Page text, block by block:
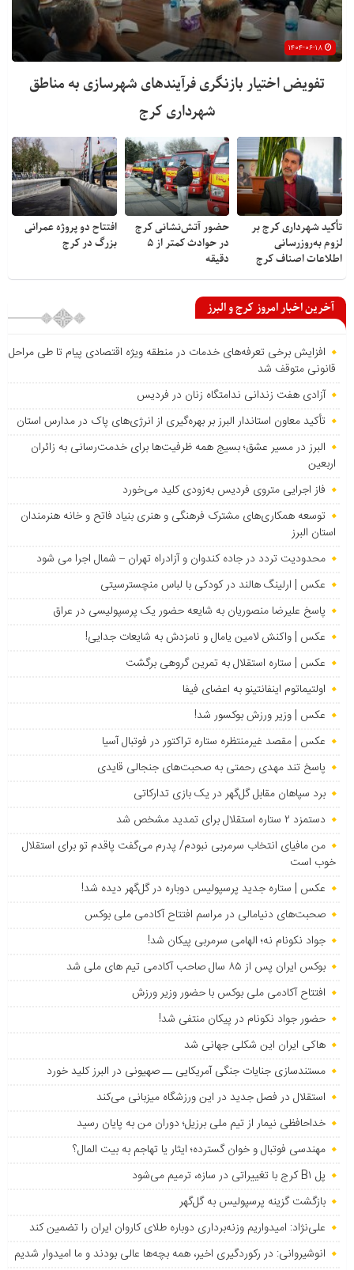
تفویض اختیار بازنگری فرآیندهای شهرسازی به مناطق
شهرداری کرج
تأکید شهرداری کرج بر
لزوم به‌روزرسانی
اطلاعات اصناف کرج
حضور آتش‌نشانی کرج
در حوادث کمتر از ۵
دقیقه
افتتاح دو پروژه عمرانی
بزرگ در کرج
آخرین اخبار امروز کرج و البرز
افزایش برخی تعرفه‌های خدمات در منطقه ویژه اقتصادی پیام تا طی مراحل
قانونی متوقف شد
آزادی هفت زندانی ندامتگاه زنان در فردیس
تأکید معاون استاندار البرز بر بهره‌گیری از انرژی‌های پاک در مدارس استان
البرز در مسیر عشق؛ بسیج همه ظرفیت‌ها برای خدمت‌رسانی به زائران
اربعین
فاز اجرایی متروی فردیس به‌زودی کلید می‌خورد
توسعه همکاری‌های مشترک فرهنگی و هنری بنیاد فاتح و خانه هنرمندان
استان البرز
محدودیت تردد در جاده کندوان و آزادراه تهران – شمال اجرا می شود
عکس | ارلینگ هالند در کودکی با لباس منچسترسیتی
پاسخ علیرضا منصوریان به شایعه حضور یک پرسپولیسی در عراق
عکس | واکنش لامین یامال و نامزدش به شایعات جدایی!
عکس | ستاره استقلال به تمرین گروهی برگشت
اولتیماتوم اینفانتینو به اعضای فیفا
عکس | وزیر ورزش بوکسور شد!
عکس | مقصد غیرمنتظره ستاره تراکتور در فوتبال آسیا
پاسخ تند مهدی رحمتی به صحبت‌های جنجالی قایدی
برد سپاهان مقابل گل‌گهر در یک بازی تدارکاتی
دستمزد ۲ ستاره استقلال برای تمدید مشخص شد
من مافیای انتخاب سرمربی نبودم/ پدرم می‌گفت پاقدم تو برای استقلال
خوب است
عکس | ستاره جدید پرسپولیس دوباره در گل‌گهر دیده شد!
صحبت‌های دنیامالی در مراسم افتتاح آکادمی ملی بوکس
جواد نکونام نه؛ الهامی سرمربی پیکان شد!
بوکس ایران پس از ۸۵ سال صاحب آکادمی تیم های ملی شد
افتتاح آکادمی ملی بوکس با حضور وزیر ورزش
حضور جواد نکونام در پیکان منتفی شد!
هاکی ایران این شکلی جهانی شد
مستندسازی جنایات جنگی آمریکایی ــ صهیونی در البرز کلید خورد
استقلال در فصل جدید در این ورزشگاه میزبانی می‌کند
خداحافظی نیمار از تیم ملی برزیل؛ دوران من به پایان رسید
مهندسی فوتبال و خوان گسترده؛ ایثار یا تهاجم به بیت المال؟
پل B۱ کرج با تغییراتی در سازه، ترمیم می‌شود
بازگشت گزینه پرسپولیس به ‌گل‌گهر
علی‌نژاد: امیدواریم وزنه‌برداری دوباره طلای کاروان ایران را تضمین کند
انوشیروانی: در رکوردگیری اخیر، همه بچه‌ها عالی بودند و ما امیدوار شدیم